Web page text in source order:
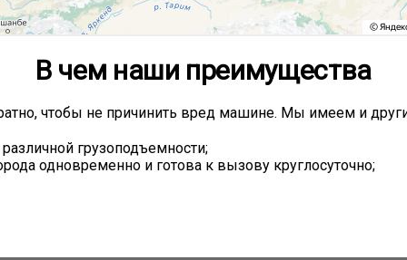
В чем наши преимущества
чтобы не причинить вред машине. Мы имеем и
грузоподъемности;
одновременно и готова к вызову круглосуточно;